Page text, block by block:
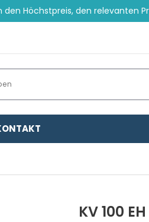
Höchstpreis, den relevanten
KV 100